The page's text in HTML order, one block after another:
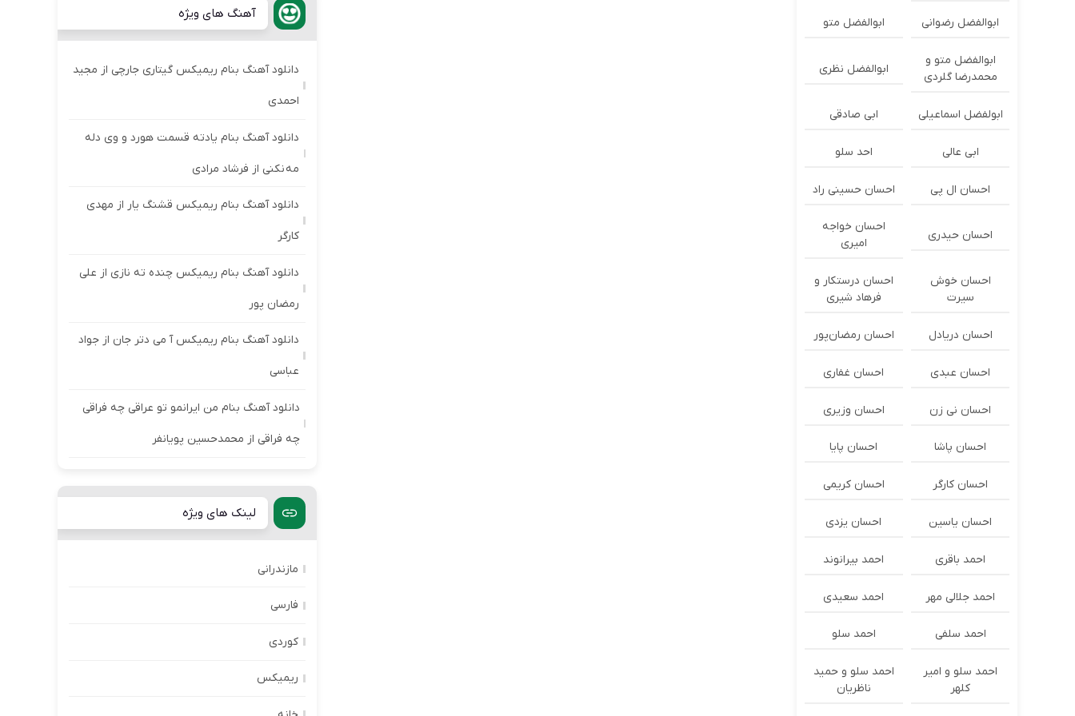
ابوالفضل رضوانی ابوالفضل متو
ابوالفضل متو و
محمدرضا گلردی
ابوالفضل نظری
ابولفضل اسماعیلی ابی صادقی
ابی عالی احد سلو
احسان ال پی احسان حسینی راد
احسان حیدری
احسان خواجه
امیری
احسان خوش
سیرت
احسان درستكار و
فرهاد شيرى
احسان دریادل احسان رمضان‌پور
احسان عبدی احسان غفاری
احسان نی زن احسان وزیری
احسان پاشا احسان پایا
احسان کارگر احسان کریمی
احسان یاسین احسان یزدی
احمد باقری احمد بیرانوند
احمد جلالی مهر احمد سعیدی
احمد سلفی احمد سلو
احمد سلو و امیر
کلهر
احمد سلو و حمید
ناظریان
آهنگ های ویژه
دانلود آهنگ بنام ریمیکس گیتاری جارچی از مجید
احمدی
دانلود آهنگ بنام یادته قسمت هورد و وی دله
مه نکنی از فرشاد مرادی
دانلود آهنگ بنام ریمیکس قشنگ یار از مهدی
کارگر
دانلود آهنگ بنام ریمیکس چنده ته نازی از علی
رمضان پور
دانلود آهنگ بنام ریمیکس آ می دتر جان از جواد
عباسی
دانلود آهنگ بنام من ایرانمو تو عراقی چه فراقی
چه فراقی از محمدحسین پویانفر
لینک های ویژه
مازندرانی
فارسی
کوردی
ریمیکس